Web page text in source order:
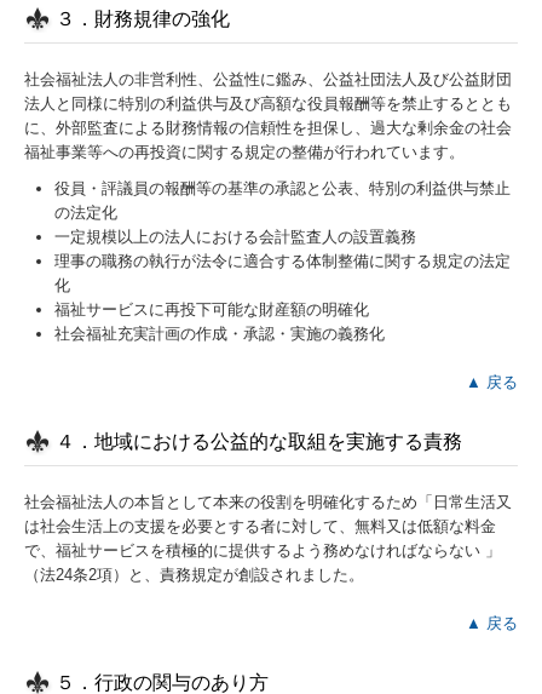
３．財務規律の強化
社会福祉法人の非営利性、公益性に鑑み、公益社団法人及び公益財団
法人と同様に特別の利益供与及び高額な役員報酬等を禁止するととも
に、外部監査による財務情報の信頼性を担保し、過大な剰余金の社会
福祉事業等への再投資に関する規定の整備が行われています。
役員・評議員の報酬等の基準の承認と公表、特別の利益供与禁止
の法定化
一定規模以上の法人における会計監査人の設置義務
理事の職務の執行が法令に適合する体制整備に関する規定の法定
化
福祉サービスに再投下可能な財産額の明確化
社会福祉充実計画の作成・承認・実施の義務化
▲ 戻る
４．地域における公益的な取組を実施する責務
社会福祉法人の本旨として本来の役割を明確化するため「日常生活又
は社会生活上の支援を必要とする者に対して、無料又は低額な料金
で、福祉サービスを積極的に提供するよう務めなければならない 」
（法24条2項）と、責務規定が創設されました。
▲ 戻る
５．行政の関与のあり方